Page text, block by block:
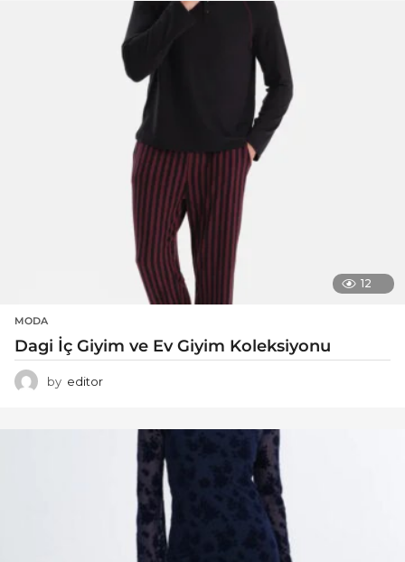
12
MODA
Dagi İç Giyim ve Ev Giyim Koleksiyonu
by editor